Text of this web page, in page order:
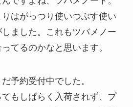
はがっつり使いつぶす使い
ました。これもツバメノー
てるのかなと思います。
予約受付中でした。
もしばらく入荷されず、プ